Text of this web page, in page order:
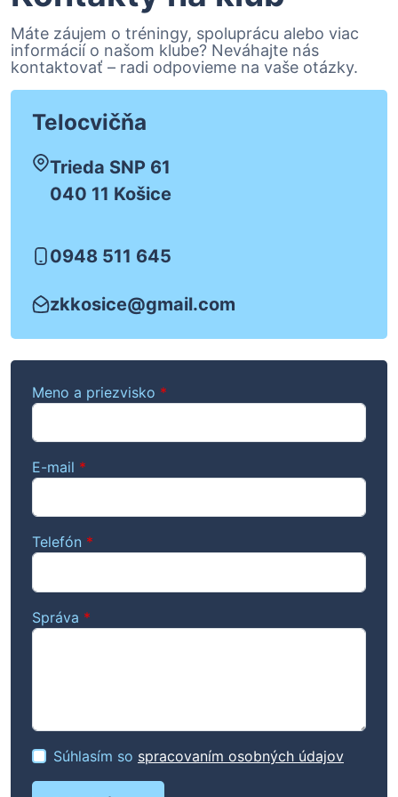
Máte záujem o tréningy, spoluprácu alebo viac
informácií o našom klube? Neváhajte nás
kontaktovať – radi odpovieme na vaše otázky.
Telocvičňa
Trieda SNP 61
040 11 Košice
0948 511 645
zkkosice@gmail.com
Meno a priezvisko *
E-mail *
Telefón *
Správa *
Súhlasím so spracovaním osobných údajov